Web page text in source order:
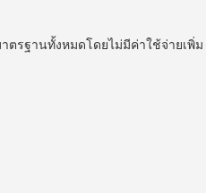
ตรฐานทั้งหมดโดยไม่มีค่าใช้จ่ายเพิ่ม